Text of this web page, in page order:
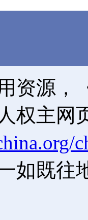
资源，
权主网
如既往